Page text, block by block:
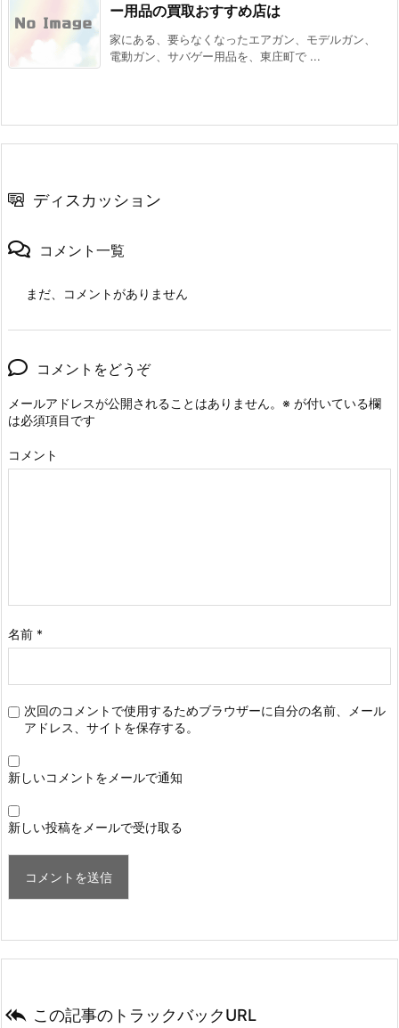
ー用品の買取おすすめ店は
家にある、要らなくなったエアガン、モデルガン、
電動ガン、サバゲー用品を、東庄町で ...
ディスカッション
コメント一覧
まだ、コメントがありません
コメントをどうぞ
メールアドレスが公開されることはありません。 ※ が付いている欄
は必須項目です
コメント
名前 *
次回のコメントで使用するためブラウザーに自分の名前、メール
アドレス、サイトを保存する。
新しいコメントをメールで通知
新しい投稿をメールで受け取る
 この記事のトラックバックURL